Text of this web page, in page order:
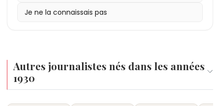
Je ne la connaissais pas
Autres journalistes nés dans les années
1930